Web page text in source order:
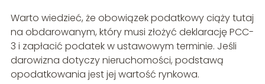
Warto wiedzieć, że obowiązek podatkowy ciąży tutaj
na obdarowanym, który musi złożyć deklarację PCC-
3 i zapłacić podatek w ustawowym terminie. Jeśli
darowizna dotyczy nieruchomości, podstawą
opodatkowania jest jej wartość rynkowa.